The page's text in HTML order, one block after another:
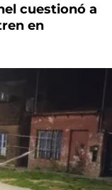
cuestionó a
en